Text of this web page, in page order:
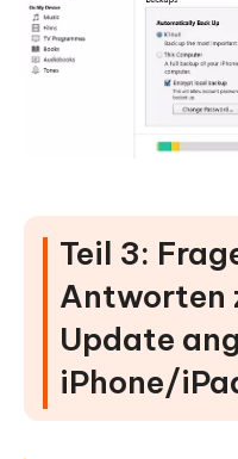
Teil 3:
Antworten
Update
iPhone/